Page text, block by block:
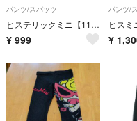
パンツ/スパッツ
ヒステリックミニ【110】
¥ 999
パンツ/
¥